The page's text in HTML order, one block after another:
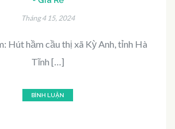
Tháng 4 15, 2024
Hút hầm cầu thị xã Kỳ Anh, tỉnh Hà
Tĩnh […]
BÌNH LUẬN